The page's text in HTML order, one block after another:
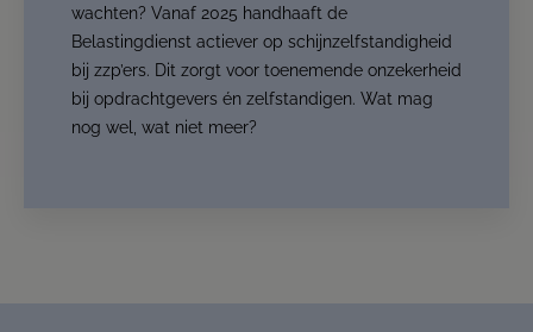
wachten? Vanaf 2025 handhaaft de
Belastingdienst actiever op schijnzelfstandigheid
bij zzp’ers. Dit zorgt voor toenemende onzekerheid
bij opdrachtgevers én zelfstandigen. Wat mag
nog wel, wat niet meer?